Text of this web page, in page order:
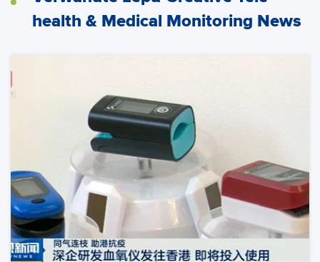
health & Medical Monitoring News